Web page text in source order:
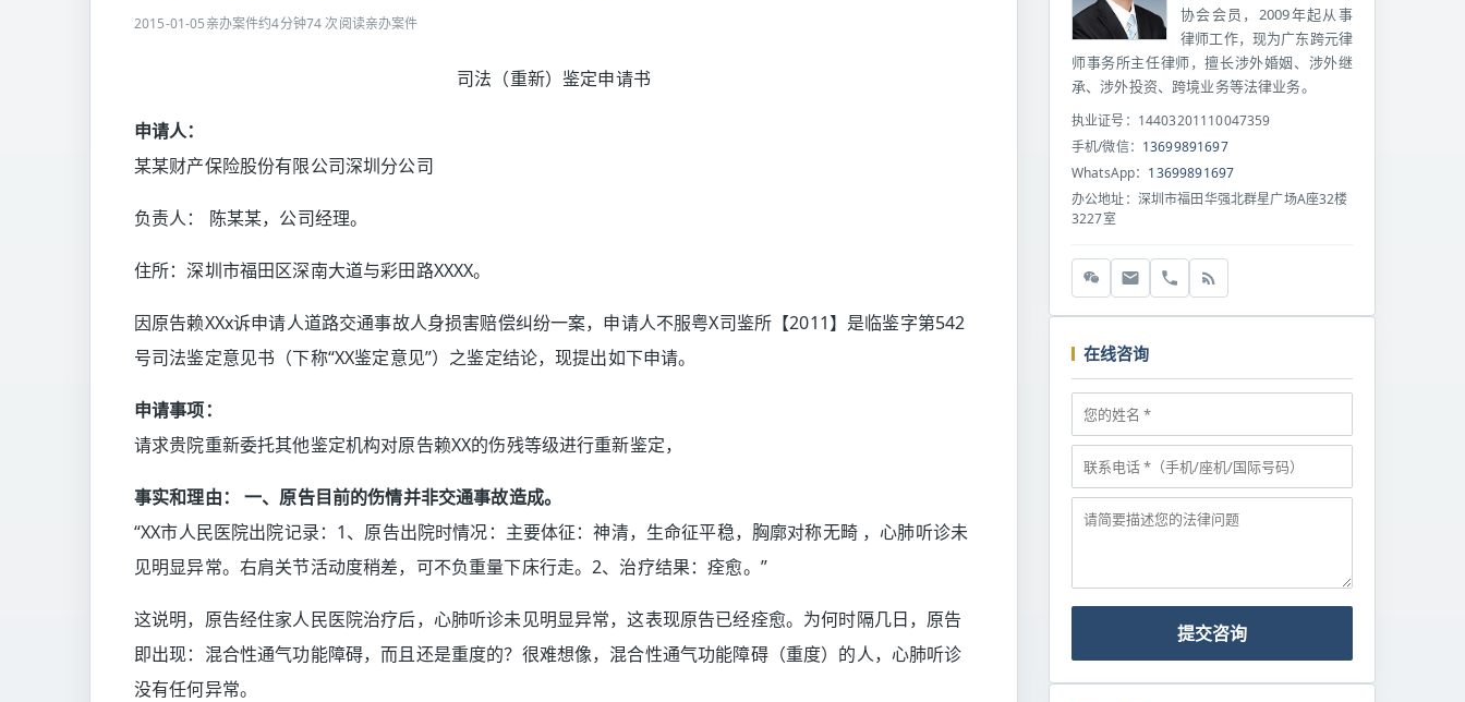
2015-01-05亲办案件约4分钟74 次阅读亲办案件
司法（重新）鉴定申请书
申请人：
某某财产保险股份有限公司深圳分公司
负责人： 陈某某，公司经理。
住所：深圳市福田区深南大道与彩田路XXXX。
因原告赖XXx诉申请人道路交通事故人身损害赔偿纠纷一案，申请人不服粤X司鉴所【2011】是临鉴字第542
号司法鉴定意见书（下称“XX鉴定意见”）之鉴定结论，现提出如下申请。
申请事项：
请求贵院重新委托其他鉴定机构对原告赖XX的伤残等级进行重新鉴定，
事实和理由：
一、原告目前的伤情并非交通事故造成。
“XX市人民医院出院记录：1、原告出院时情况：主要体征：神清，生命征平稳，胸廓对称无畸 ，心肺听诊未
见明显异常。右肩关节活动度稍差，可不负重量下床行走。2、治疗结果：痊愈。”
这说明，原告经住家人民医院治疗后，心肺听诊未见明显异常，这表现原告已经痊愈。为何时隔几日，原告
即出现：混合性通气功能障碍，而且还是重度的？很难想像，混合性通气功能障碍（重度）的人，心肺听诊
没有任何异常。
协会会员，2009年起从事
律师工作，现为广东跨元律
师事务所主任律师，擅长涉外婚姻、涉外继
承、涉外投资、跨境业务等法律业务。
执业证号：14403201110047359
手机/微信： 13699891697
WhatsApp： 13699891697
办公地址：深圳市福田华强北群星广场A座32楼
3227室
在线咨询
提交咨询